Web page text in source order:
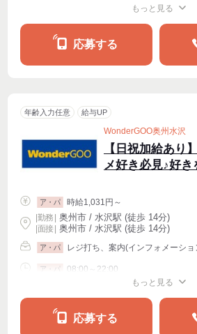
もっと見る
応募する
年齢入力任意 給与UP
WonderGOO奥州水沢
【日祝加給あり
メ好き必見♪好き
ア・パ
時給1,031円～
|勤務 奥州市 / 水沢駅 (徒歩 14分)
| 面接 | 奥州市 / 水沢駅 (徒歩 14分)
ア・パ レジ打ち、案内(インフォメーション/レセプシ
ア・パ 08:00～22:00
もっと見る
応募する